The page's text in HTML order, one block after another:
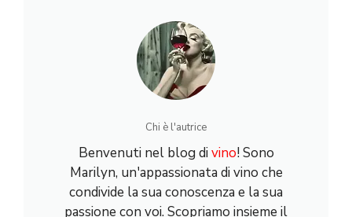
Chi è l'autrice
Benvenuti nel blog divino! Sono
Marilyn, un'appassionata di vino che
condivide la sua conoscenza e la sua
passione con voi. Scopriamo insieme il